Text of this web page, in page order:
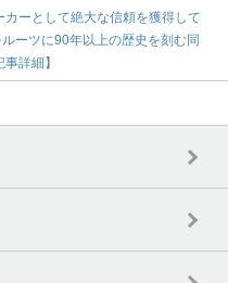
ーとして絶大な信頼を獲得して
ーツに90年以上の歴史を刻む同
詳細】